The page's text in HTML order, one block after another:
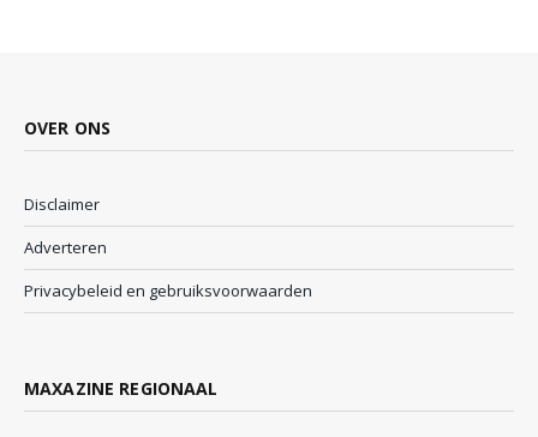
OVER ONS
Disclaimer
Adverteren
Privacybeleid en gebruiksvoorwaarden
MAXAZINE REGIONAAL